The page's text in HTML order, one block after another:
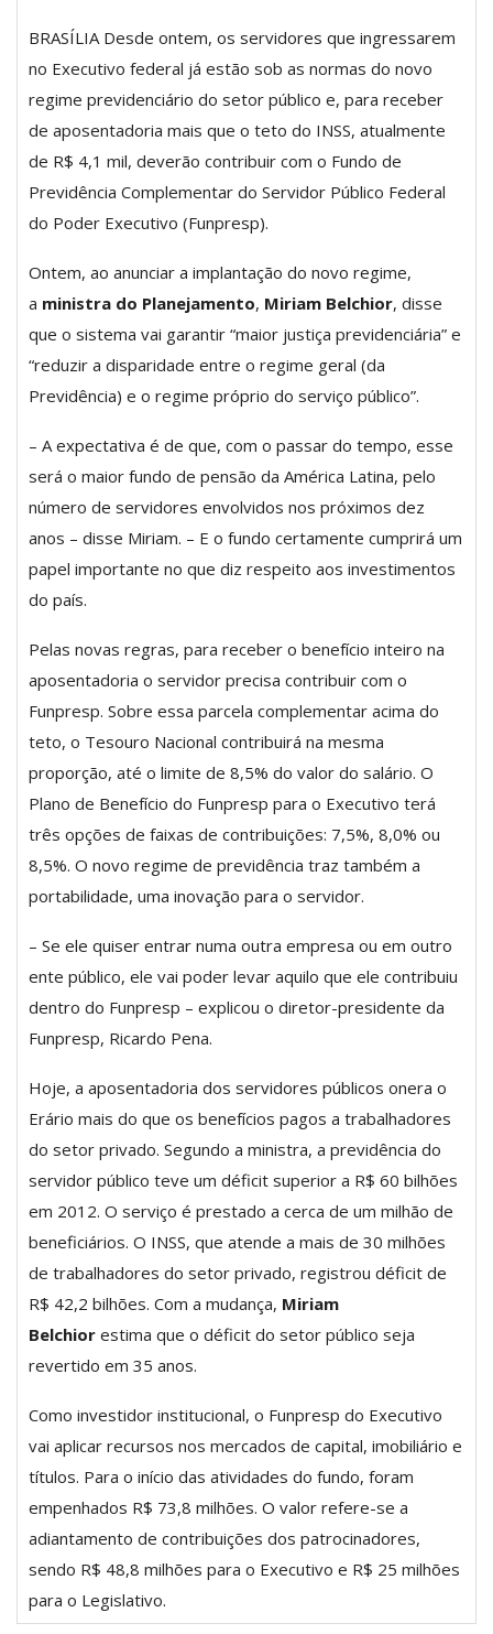
BRASÍLIA Desde ontem, os servidores que ingressarem
no Executivo federal já estão sob as normas do novo
regime previdenciário do setor público e, para receber
de aposentadoria mais que o teto do INSS, atualmente
de R$ 4,1 mil, deverão contribuir com o Fundo de
Previdência Complementar do Servidor Público Federal
do Poder Executivo (Funpresp).
Ontem, ao anunciar a implantação do novo regime,
a ministra do Planejamento, Miriam Belchior, disse
que o sistema vai garantir “maior justiça previdenciária” e
“reduzir a disparidade entre o regime geral (da
Previdência) e o regime próprio do serviço público”.
– A expectativa é de que, com o passar do tempo, esse
será o maior fundo de pensão da América Latina, pelo
número de servidores envolvidos nos próximos dez
anos – disse Miriam. – E o fundo certamente cumprirá um
papel importante no que diz respeito aos investimentos
do país.
Pelas novas regras, para receber o benefício inteiro na
aposentadoria o servidor precisa contribuir com o
Funpresp. Sobre essa parcela complementar acima do
teto, o Tesouro Nacional contribuirá na mesma
proporção, até o limite de 8,5% do valor do salário. O
Plano de Benefício do Funpresp para o Executivo terá
três opções de faixas de contribuições: 7,5%, 8,0% ou
8,5%. O novo regime de previdência traz também a
portabilidade, uma inovação para o servidor.
– Se ele quiser entrar numa outra empresa ou em outro
ente público, ele vai poder levar aquilo que ele contribuiu
dentro do Funpresp – explicou o diretor-presidente da
Funpresp, Ricardo Pena.
Hoje, a aposentadoria dos servidores públicos onera o
Erário mais do que os benefícios pagos a trabalhadores
do setor privado. Segundo a ministra, a previdência do
servidor público teve um déficit superior a R$ 60 bilhões
em 2012. O serviço é prestado a cerca de um milhão de
beneficiários. O INSS, que atende a mais de 30 milhões
de trabalhadores do setor privado, registrou déficit de
R$ 42,2 bilhões. Com a mudança, Miriam
Belchior estima que o déficit do setor público seja
revertido em 35 anos.
Como investidor institucional, o Funpresp do Executivo
vai aplicar recursos nos mercados de capital, imobiliário e
títulos. Para o início das atividades do fundo, foram
empenhados R$ 73,8 milhões. O valor refere-se a
adiantamento de contribuições dos patrocinadores,
sendo R$ 48,8 milhões para o Executivo e R$ 25 milhões
para o Legislativo.